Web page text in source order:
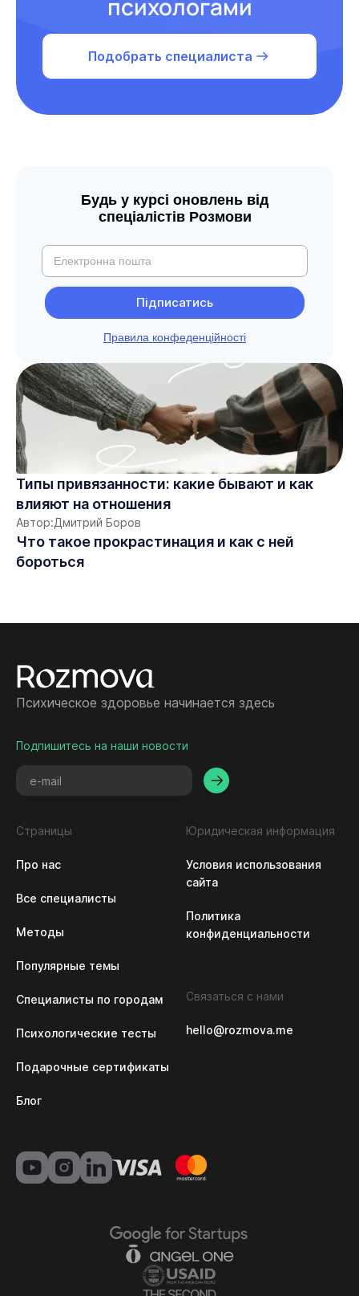
психологами
Подобрать специалиста
Будь у курсі оновлень від
спеціалістів Розмови
Правила конфеденційності
Типы привязанности: какие бывают и как
влияют на отношения
Автор:Дмитрий Боров
Что такое прокрастинация и как с ней
бороться
Психическое здоровье начинается здесь
Подпишитесь на наши новости
Страницы
Про нас
Все специалисты
Методы
Популярные темы
Специалисты по городам
Психологические тесты
Подарочные сертификаты
Блог
Юридическая информация
Условия использования
сайта
Политика
конфиденциальности
Связаться с нами
hello@rozmova.me